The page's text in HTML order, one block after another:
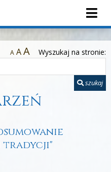
A AA Wyszukaj na stronie:
szukaj
tradycji"